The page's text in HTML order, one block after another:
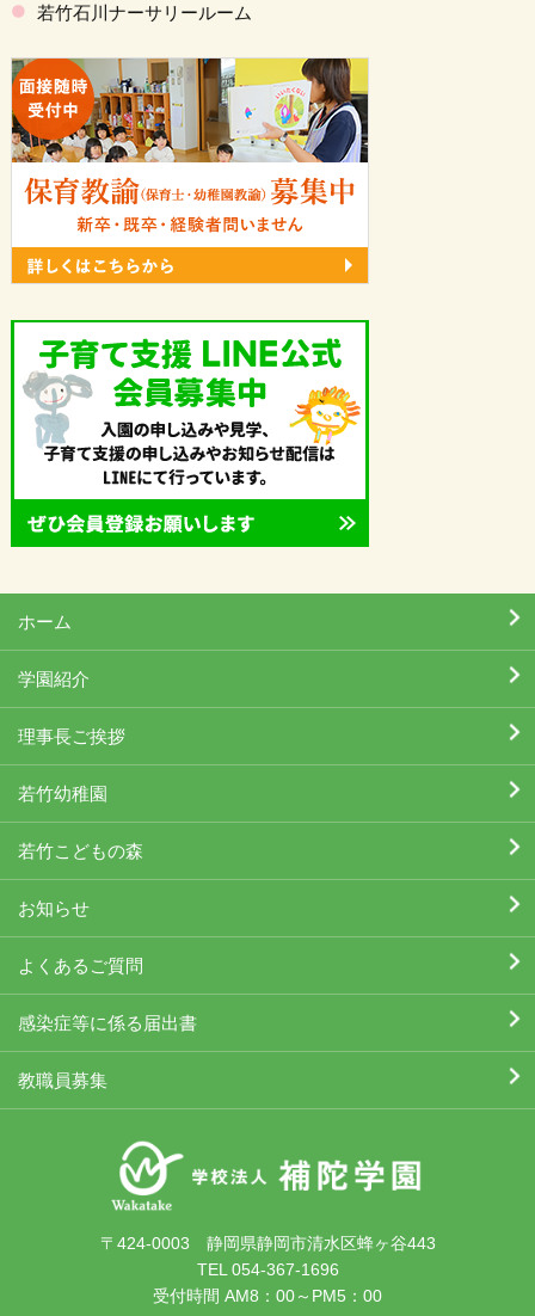
若竹石川ナーサリールーム
ホーム
学園紹介
理事長ご挨拶
若竹幼稚園
若竹こどもの森
お知らせ
よくあるご質問
感染症等に係る届出書
教職員募集
〒424-0003 静岡県静岡市清水区蜂ヶ谷443
TEL 054-367-1696
受付時間 AM8：00～PM5：00